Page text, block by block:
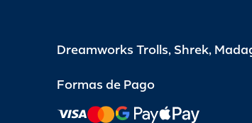
Dreamworks Trolls, Shrek,
Formas de Pago